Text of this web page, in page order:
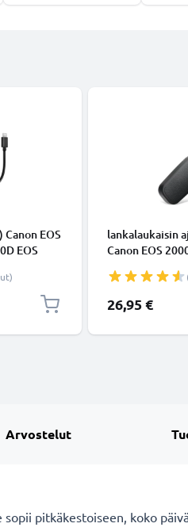
EOS
EOS
lankalaukaisin
Canon EOS
Kameran
subtel
26,95 €
Arvostelut
pitkäkestoiseen, koko